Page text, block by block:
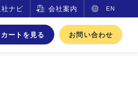
社ナビ 会社案内 EN
カートを見る お問い合わせ